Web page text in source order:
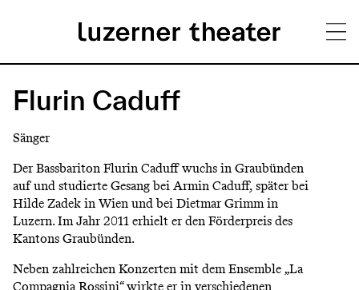
zum
Inhalt
H
u
p
t
m
e
Flurin Caduff
Sänger
Der Bassbariton Flurin Caduff wuchs in Graubünden
auf und studierte Gesang bei Armin Caduff, später bei
Hilde Zadek in Wien und bei Dietmar Grimm in
Luzern. Im Jahr 2011 erhielt er den Förderpreis des
Kantons Graubünden.
Neben zahlreichen Konzerten mit dem Ensemble „La